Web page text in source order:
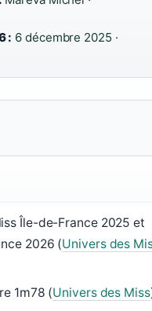
: 6 décembre 2025 ·
Île-de-France 2025 et
2026 (Univers des
1m78 (Univers des Miss